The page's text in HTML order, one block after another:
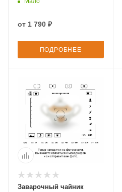
от 1 790 ₽
ПОДРОБНЕЕ
Заварочный чайник